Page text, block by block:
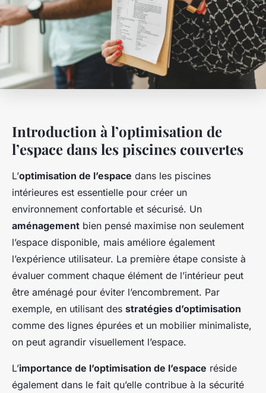
Introduction à l’optimisation de
l’espace dans les piscines couvertes
L’optimisation de l’espace dans les piscines
intérieures est essentielle pour créer un
environnement confortable et sécurisé. Un
aménagement bien pensé maximise non seulement
l’espace disponible, mais améliore également
l’expérience utilisateur. La première étape consiste à
évaluer comment chaque élément de l’intérieur peut
être aménagé pour éviter l’encombrement. Par
exemple, en utilisant des stratégies d’optimisation
comme des lignes épurées et un mobilier minimaliste,
on peut agrandir visuellement l’espace.
L’importance de l’optimisation de l’espace réside
également dans le fait qu’elle contribue à la sécurité